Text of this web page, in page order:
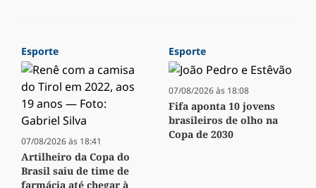
Esporte
07/08/2026 às 18:41
Artilheiro da Copa do
Brasil saiu de time de
farmácia até chegar à
Esporte
07/08/2026 às 18:08
Fifa aponta 10 jovens
brasileiros de olho na
Copa de 2030